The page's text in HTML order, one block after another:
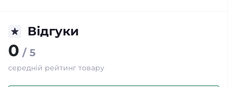
Відгуки
0 / 5
середній рейтинг товару